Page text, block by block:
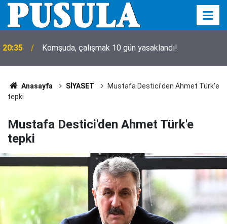
20:35 Komşuda, çalışmak 10 gün yasaklandı!
Anasayfa SİYASET
Mustafa Destici'den Ahmet Türk'e
tepki
Mustafa Destici'den Ahmet Türk'e
tepki